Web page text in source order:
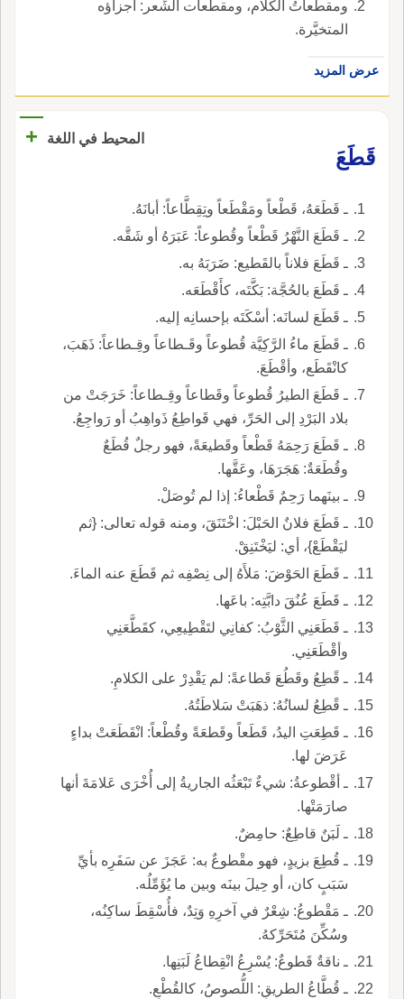
ومقطَّعاتُ الكلام، ومقطَّعات الشِّعر: أَجزاؤه
المتخيَّرة.
عرض المزيد
المحيط في اللغة
+
قَطَعَ
ـ قَطَعَهُ، قَطْعاً ومَقْطَعاً وتِقِطَّاعاً: أبانَهُ.
ـ قَطَعَ النَّهْرُ قَطْعاً وقُطوعاً: عَبَرَهُ أو شَقَّه.
ـ قَطَعَ فلاناً بالقَطيع: ضَرَبَهُ به.
ـ قَطَعَ بالحُجَّة: بَكَّتَه، كأَقْطَعَه.
ـ قَطَعَ لسانَه: أسْكَتَه بإحسانِه إليه.
ـ قَطَعَ ماءُ الرَّكِيَّة قُطوعاً وقَـطاعاً وقِـطاعاً: ذَهَبَ،
كانْقَطَع، وأقْطَعَ.
ـ قَطَعَ الطيرُ قُطوعاً وقَطاعاً وقِـطاعاً: خَرَجَتْ من
بلاد البَرْدِ إلى الحَرِّ، فهي قَواطِعُ ذَواهِبُ أو رَواجِعُ.
ـ قَطَعَ رَحِمَهُ قَطْعاً وقَطيعَةً، فهو رجلٌ قُطَعٌ
وقُطَعَةٌ: هَجَرَهَا، وعَقَّها.
ـ بينَهما رَحِمٌ قَطْعاءُ: إذا لم تُوصَلْ.
ـ قَطَعَ فلانٌ الحَبْلَ: اخْتَنَقَ، ومنه قوله تعالى: {ثم
ليَقْطَعْ}، أي: ليَخْتَنِقْ.
ـ قَطَعَ الحَوْضَ: مَلأَهُ إلى نِصْفِه ثم قَطَعَ عنه الماءَ.
ـ قَطَعَ عُنُقَ دابَّتِه: باعَها.
ـ قَطَعَنِي الثَّوْبُ: كفانِي لتَقْطِيعِي، كقَطَّعَنِي
وأقْطَعَنِي.
ـ قًطِعُ وقَطُعَ قَطاعةً: لم يَقْدِرْ على الكلامِ.
ـ قًطِعُ لسانُهُ: ذهَبَتْ سَلاطَتُهُ.
ـ قَطِعَتِ اليدُ، قَطَعاً وقَطعَةً وقُطْعاً: انْقَطَعَتْ بداءٍ
عَرَضَ لها.
ـ أقْطوعةُ: شيءٌ تَبْعَثُه الجاريةُ إلى أُخْرَى عَلامَةَ أنها
صارَمَتْها.
ـ لَبَنٌ قاطِعٌ: حامِضٌ.
ـ قُطِعَ بزيدٍ، فهو مقْطوعٌ به: عَجَزَ عن سَفَرِه بأيِّ
سَبَبٍ كان، أو حِيلَ بينَه وبين ما يُؤَمِّلُه.
ـ مَقْطوعُ: شِعْرٌ في آخرِهِ وَتِدٌ، فأُسْقِطَ ساكِنُه،
وسُكِّنَ مُتَحَرِّكهُ.
ـ ناقةٌ قَطوعٌ: يُسْرِعُ انْقِطاعُ لَبَنِها.
ـ قُطَّاعُ الطريقِ: اللُّصوصُ، كالقُطْعِ.